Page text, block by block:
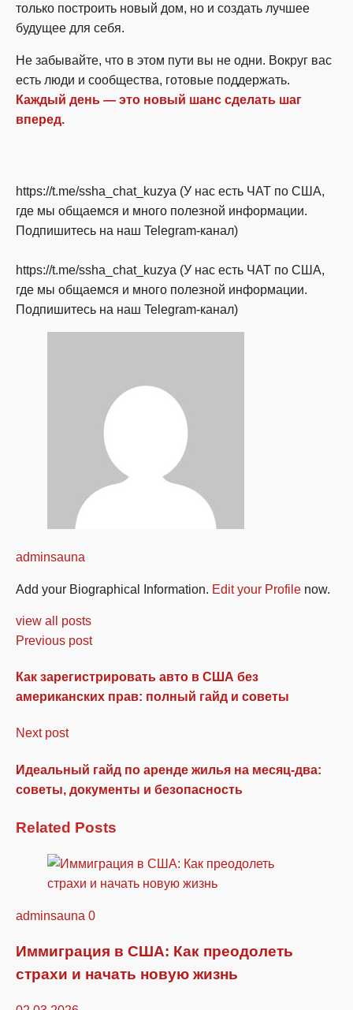
только построить новый дом, но и создать лучшее
будущее для себя.
Не забывайте, что в этом пути вы не одни. Вокруг вас
есть люди и сообщества, готовые поддержать.
Каждый день — это новый шанс сделать шаг
вперед.
https://t.me/ssha_chat_kuzya (У нас есть ЧАТ по США,
где мы общаемся и много полезной информации.
Подпишитесь на наш Telegram-канал)
https://t.me/ssha_chat_kuzya (У нас есть ЧАТ по США,
где мы общаемся и много полезной информации.
Подпишитесь на наш Telegram-канал)
adminsauna
Add your Biographical Information. Edit your Profile now.
view all posts
Previous post
Как зарегистрировать авто в США без
американских прав: полный гайд и советы
Next post
Идеальный гайд по аренде жилья на месяц-два:
советы, документы и безопасность
Related Posts
adminsauna 0
Иммиграция в США: Как преодолеть
страхи и начать новую жизнь